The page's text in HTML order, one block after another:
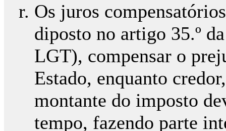
Os juros
diposto no artigo 35.º
LGT), compensar o
Estado, enquanto
montante do imposto
tempo, fazendo parte